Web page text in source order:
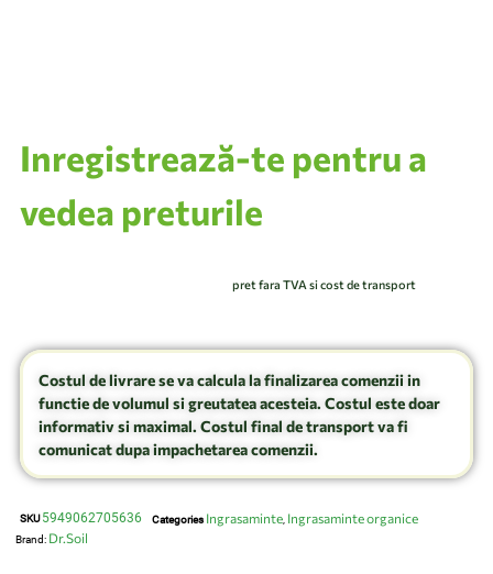
Inregistrează-te pentru a
vedea preturile
pret fara TVA si cost de transport
Costul de livrare se va calcula la finalizarea comenzii in
functie de volumul si greutatea acesteia. Costul este doar
informativ si maximal. Costul final de transport va fi
comunicat dupa impachetarea comenzii.
SKU5949062705636 Categories Ingrasaminte Ingrasaminte organice
Brand: Dr.Soil